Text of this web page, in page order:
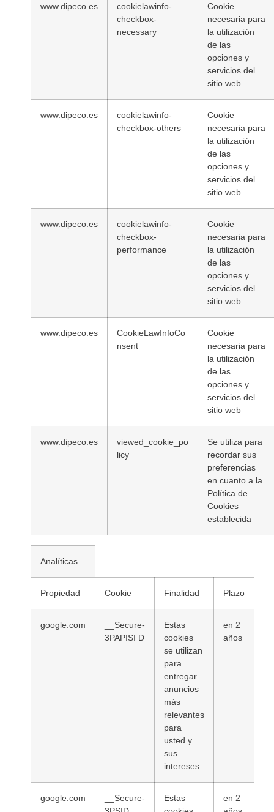
www.dipeco.es
cookielawinfo-
checkbox-
necessary
Cookie
necesaria para
la utilización
de las
opciones y
servicios del
sitio web
www.dipeco.es
cookielawinfo-
checkbox-others
Cookie
necesaria para
la utilización
de las
opciones y
servicios del
sitio web
www.dipeco.es
cookielawinfo-
checkbox-
performance
Cookie
necesaria para
la utilización
de las
opciones y
servicios del
sitio web
www.dipeco.es
CookieLawInfoCo
nsent
Cookie
necesaria para
la utilización
de las
opciones y
servicios del
sitio web
www.dipeco.es
viewed_cookie_po
licy
Se utiliza para
recordar sus
preferencias
en cuanto a la
Política de
Cookies
establecida
Analíticas
Propiedad Cookie Finalidad Plazo
google.com
__Secure-
3PAPISI D
Estas
cookies
se utilizan
para
entregar
anuncios
más
relevantes
para
usted y
sus
intereses.
en 2
años
google.com
__Secure-
Estas
en 2